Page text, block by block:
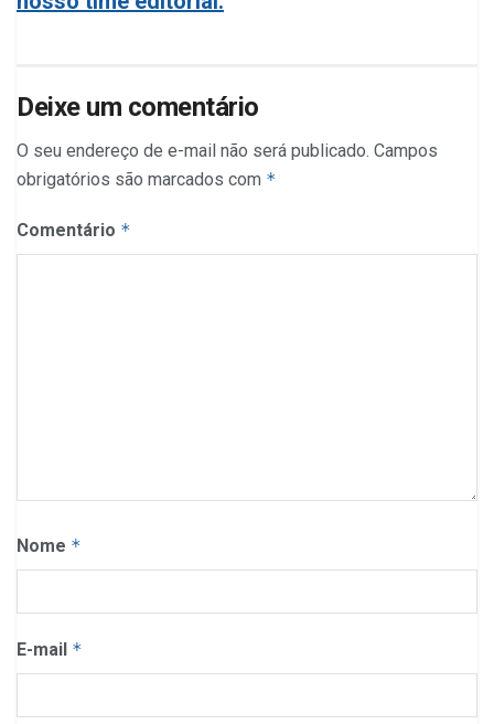
Deixe um comentário
O seu endereço de e-mail não será publicado. Campos
obrigatórios são marcados com *
Comentário *
Nome *
E-mail *